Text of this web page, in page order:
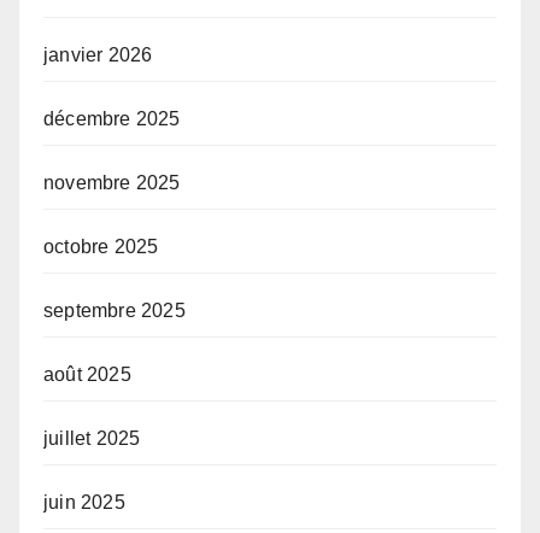
janvier 2026
décembre 2025
novembre 2025
octobre 2025
septembre 2025
août 2025
juillet 2025
juin 2025